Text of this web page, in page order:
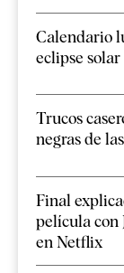
Calendario
eclipse
Trucos
negras de
Final
película con
en Netflix